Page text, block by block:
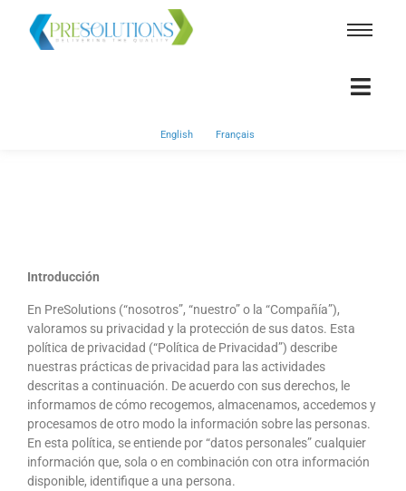
English Français
Introducción
En PreSolutions (“nosotros”, “nuestro” o la “Compañía”),
valoramos su privacidad y la protección de sus datos. Esta
política de privacidad (“Política de Privacidad”) describe
nuestras prácticas de privacidad para las actividades
descritas a continuación. De acuerdo con sus derechos, le
informamos de cómo recogemos, almacenamos, accedemos y
procesamos de otro modo la información sobre las personas.
En esta política, se entiende por “datos personales” cualquier
información que, sola o en combinación con otra información
disponible, identifique a una persona.